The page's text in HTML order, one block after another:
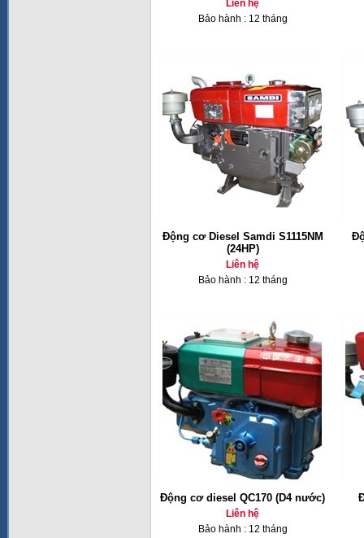
Liên hệ
Bảo hành : 12 tháng
Động cơ Diesel Samdi S1115NM
(24HP)
Liên hệ
Bảo hành : 12 tháng
Động cơ diesel QC170 (D4 nước)
Liên hệ
Bảo hành : 12 tháng